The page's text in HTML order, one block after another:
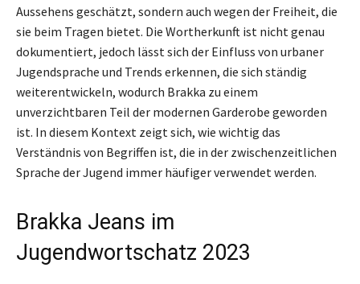
Aussehens geschätzt, sondern auch wegen der Freiheit, die
sie beim Tragen bietet. Die Wortherkunft ist nicht genau
dokumentiert, jedoch lässt sich der Einfluss von urbaner
Jugendsprache und Trends erkennen, die sich ständig
weiterentwickeln, wodurch Brakka zu einem
unverzichtbaren Teil der modernen Garderobe geworden
ist. In diesem Kontext zeigt sich, wie wichtig das
Verständnis von Begriffen ist, die in der zwischenzeitlichen
Sprache der Jugend immer häufiger verwendet werden.
Brakka Jeans im
Jugendwortschatz 2023